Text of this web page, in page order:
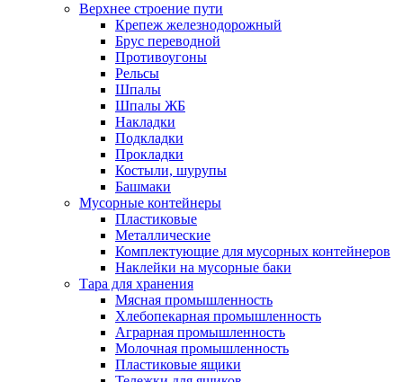
Верхнее строение пути
Крепеж железнодорожный
Брус переводной
Противоугоны
Рельсы
Шпалы
Шпалы ЖБ
Накладки
Подкладки
Прокладки
Костыли, шурупы
Башмаки
Мусорные контейнеры
Пластиковые
Металлические
Комплектующие для мусорных контейнеров
Наклейки на мусорные баки
Тара для хранения
Мясная промышленность
Хлебопекарная промышленность
Аграрная промышленность
Молочная промышленность
Пластиковые ящики